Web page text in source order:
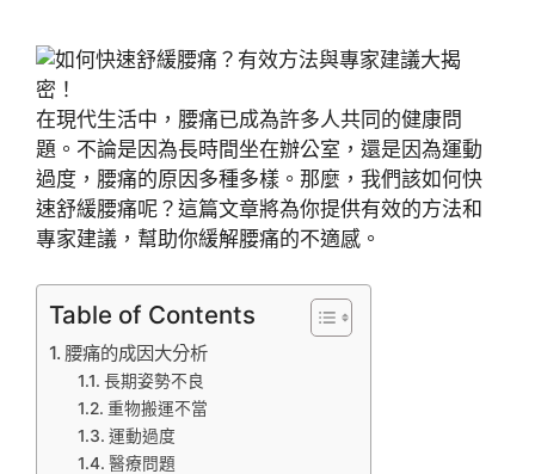
在現代生活中，腰痛已成為許多人共同的健康問
題。不論是因為長時間坐在辦公室，還是因為運動
過度，腰痛的原因多種多樣。那麼，我們該如何快
速舒緩腰痛呢？這篇文章將為你提供有效的方法和
專家建議，幫助你緩解腰痛的不適感。
Table of Contents
腰痛的成因大分析
長期姿勢不良
重物搬運不當
運動過度
醫療問題